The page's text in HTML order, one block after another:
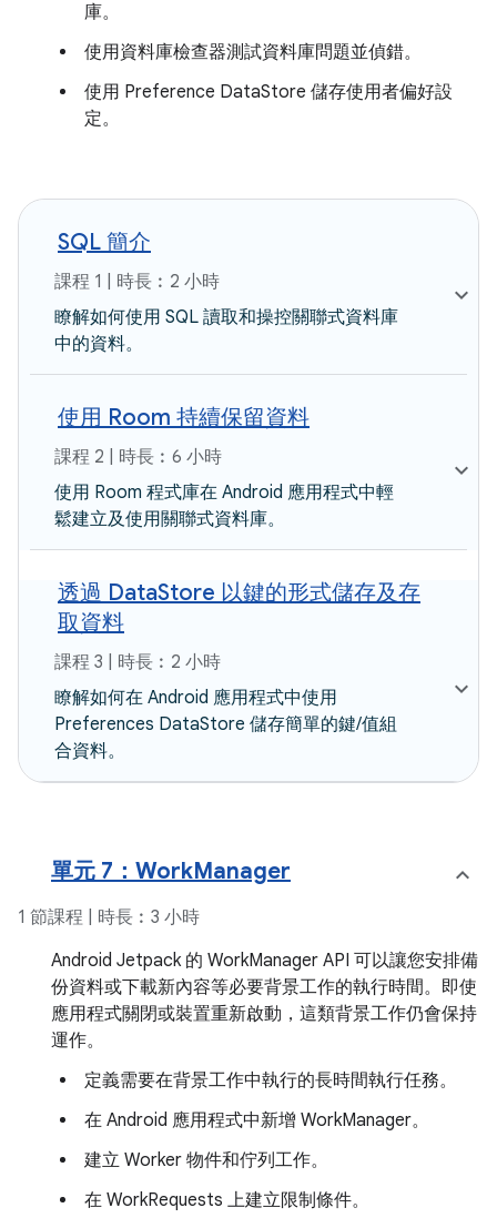
庫。
使用資料庫檢查器測試資料庫問題並偵錯。
使用 Preference DataStore 儲存使用者偏好設
定。
SQL 簡介
課程 1 | 時長︰2 小時
瞭解如何使用 SQL 讀取和操控關聯式資料庫
中的資料。
使用 Room 持續保留資料
課程 2 | 時長︰6 小時
使用 Room 程式庫在 Android 應用程式中輕
鬆建立及使用關聯式資料庫。
透過 DataStore 以鍵的形式儲存及存
取資料
課程 3 | 時長︰2 小時
瞭解如何在 Android 應用程式中使用
Preferences DataStore 儲存簡單的鍵/值組
合資料。
單元 7：WorkManager
1 節課程 | 時長︰3 小時
Android Jetpack 的 WorkManager API 可以讓您安排備
份資料或下載新內容等必要背景工作的執行時間。即使
應用程式關閉或裝置重新啟動，這類背景工作仍會保持
運作。
定義需要在背景工作中執行的長時間執行任務。
在 Android 應用程式中新增 WorkManager。
建立 Worker 物件和佇列工作。
在 WorkRequests 上建立限制條件。